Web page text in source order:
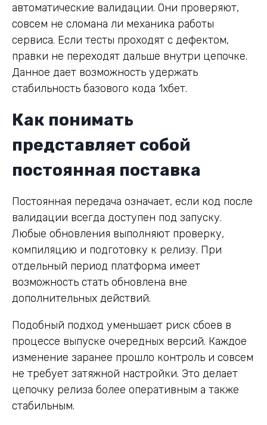
автоматические валидации. Они проверяют,
совсем не сломана ли механика работы
сервиса. Если тесты проходят с дефектом,
правки не переходят дальше внутри цепочке.
Данное дает возможность удержать
стабильность базового кода 1хбет.
Как понимать
представляет собой
постоянная поставка
Постоянная передача означает, если код после
валидации всегда доступен под запуску.
Любые обновления выполняют проверку,
компиляцию и подготовку к релизу. При
отдельный период платформа имеет
возможность стать обновлена вне
дополнительных действий.
Подобный подход уменьшает риск сбоев в
процессе выпуске очередных версий. Каждое
изменение заранее прошло контроль и совсем
не требует затяжной настройки. Это делает
цепочку релиза более оперативным а также
стабильным.